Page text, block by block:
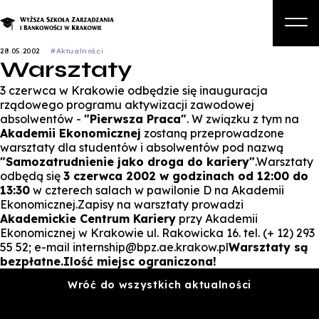
Studia podyplomowe i kursy
Kandydat
Student
Zapisz się na studia
28.05.2002 #Aktualności
Warsztaty
3 czerwca w Krakowie odbędzie się inauguracja
rządowego programu aktywizacji zawodowej
absolwentów - "Pierwsza Praca". W związku z tym na
Akademii Ekonomicznej zostaną przeprowadzone
warsztaty dla studentów i absolwentów pod nazwą
"Samozatrudnienie jako droga do kariery".Warsztaty
odbędą się 3 czerwca 2002 w godzinach od 12:00 do
13:30 w czterech salach w pawilonie D na Akademii
Ekonomicznej.Zapisy na warsztaty prowadzi
Akademickie Centrum Kariery przy Akademii
Ekonomicznej w Krakowie ul. Rakowicka 16. tel. (+ 12) 293
55 52; e-mail internship@bpz.ae.krakow.plWarsztaty są
bezpłatne.Ilość miejsc ograniczona!
Wróć do wszystkich aktualności